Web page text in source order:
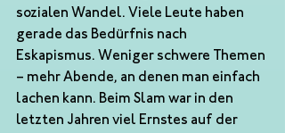
sozialen Wandel. Viele Leute haben
gerade das Bedürfnis nach
Eskapismus. Weniger schwere Themen
– mehr Abende, an denen man einfach
lachen kann. Beim Slam war in den
letzten Jahren viel Ernstes auf der